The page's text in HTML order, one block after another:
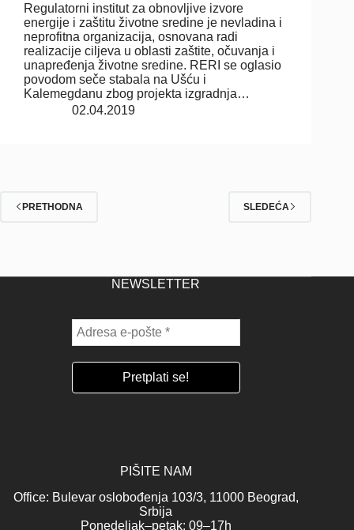
Regulatorni institut za obnovljive izvore
energije i zaštitu životne sredine je nevladina i
neprofitna organizacija, osnovana radi
realizacije ciljeva u oblasti zaštite, očuvanja i
unapređenja životne sredine. RERI se oglasio
povodom seče stabala na Ušću i
Kalemegdanu zbog projekta izgradnja…
02.04.2019
PRETHODNA SLEDEĆA
NEWSLETTER
PIŠITE NAM
Office: Bulevar oslobođenja 103/3, 11000 Beograd,
Srbija
Ponedeljak–petak: 09–17h